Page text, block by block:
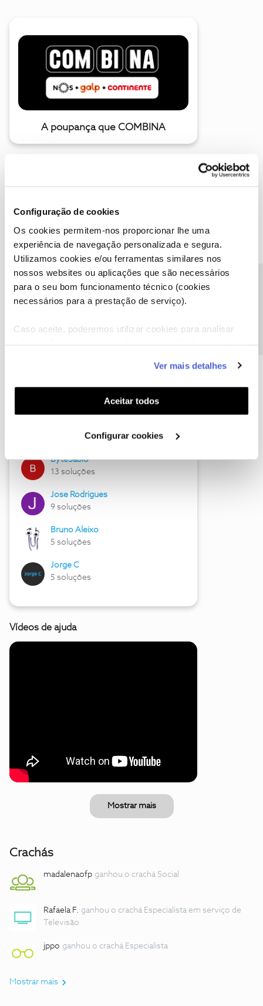
Configuração de cookies
Os cookies permitem-nos proporcionar lhe uma
experiência de navegação personalizada e segura.
Utilizamos cookies e/ou ferramentas similares nos
nossos websites ou aplicações que são necessários
para o seu bom funcionamento técnico (cookies
necessários para a prestação de serviço).
Caso aceite, poderemos utilizar cookies para analisar
funcionalidades (cookies de personalização e
funcionalidade) e adaptar anúncios aos seus interesses
(cookies de publicidade personalizada). Pode gerir a
utilização dos cookies clicando em "Configurar
Ver mais detalhes
Aceitar todos
Configurar cookies
A poupança que COMBINA
Descubra as novidades de julho
Hall of Fame de julho
17 soluções
ByteSábio
13 soluções
Jose Rodrigues
9 soluções
Bruno Aleixo
5 soluções
Jorge C
5 soluções
Vídeos de ajuda
Mostrar mais
Crachás
madalenaofp ganhou o crachá Social
Rafaela F. ganhou o crachá Especialista em serviço de
Televisão
jppo ganhou o crachá Especialista
Mostrar mais